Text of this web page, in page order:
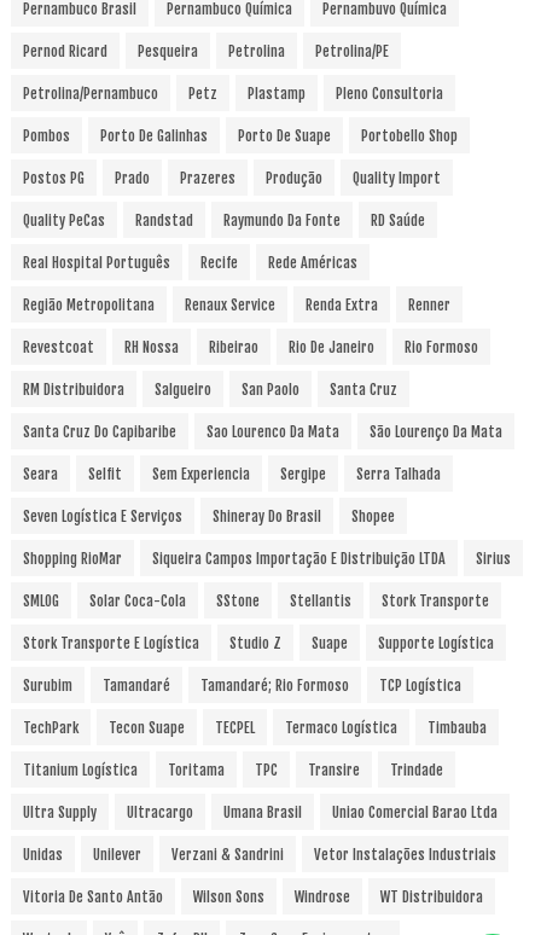
Pernambuco Brasil Pernambuco Química Pernambuvo Química
Pernod Ricard Pesqueira Petrolina Petrolina/PE
Petrolina/Pernambuco Petz Plastamp Pleno Consultoria
Pombos Porto De Galinhas Porto De Suape Portobello Shop
Postos PG Prado Prazeres Produção Quality Import
Quality PeCas Randstad Raymundo Da Fonte RD Saúde
Real Hospital Português Recife Rede Américas
Região Metropolitana Renaux Service Renda Extra Renner
Revestcoat RH Nossa Ribeirao Rio De Janeiro Rio Formoso
RM Distribuidora Salgueiro San Paolo Santa Cruz
Santa Cruz Do Capibaribe Sao Lourenco Da Mata São Lourenço Da Mata
Seara Selfit Sem Experiencia Sergipe Serra Talhada
Seven Logística E Serviços Shineray Do Brasil Shopee
Shopping RioMar Siqueira Campos Importação E Distribuição LTDA Sirius
SMLOG Solar Coca-Cola SStone Stellantis Stork Transporte
Stork Transporte E Logística Studio Z Suape Supporte Logística
Surubim Tamandaré Tamandaré; Rio Formoso TCP Logística
TechPark Tecon Suape TECPEL Termaco Logística Timbauba
Titanium Logística Toritama TPC Transire Trindade
Ultra Supply Ultracargo Umana Brasil Uniao Comercial Barao Ltda
Unidas Unilever Verzani & Sandrini Vetor Instalações Industriais
Vitoria De Santo Antão Wilson Sons Windrose WT Distribuidora